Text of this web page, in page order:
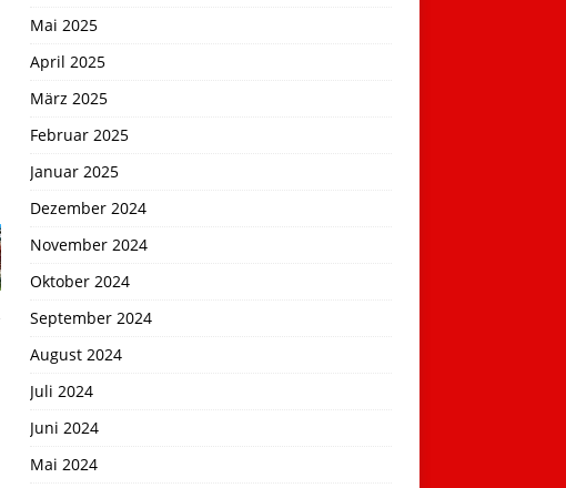
Mai 2025
April 2025
März 2025
Februar 2025
Januar 2025
Dezember 2024
November 2024
Oktober 2024
September 2024
August 2024
Juli 2024
Juni 2024
Mai 2024